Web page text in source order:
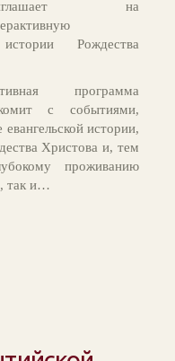
на
Рождества
программа
с событиями,
истории,
Христова и, тем
проживанию
так и…